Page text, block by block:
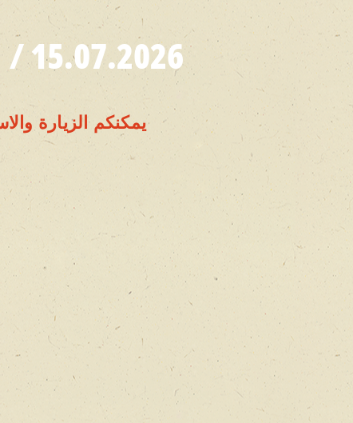
15.07.2026 / الأربعاء/16:00, 16:30, 17:00, 17:30, 18:00
يمكنكم الزيارة